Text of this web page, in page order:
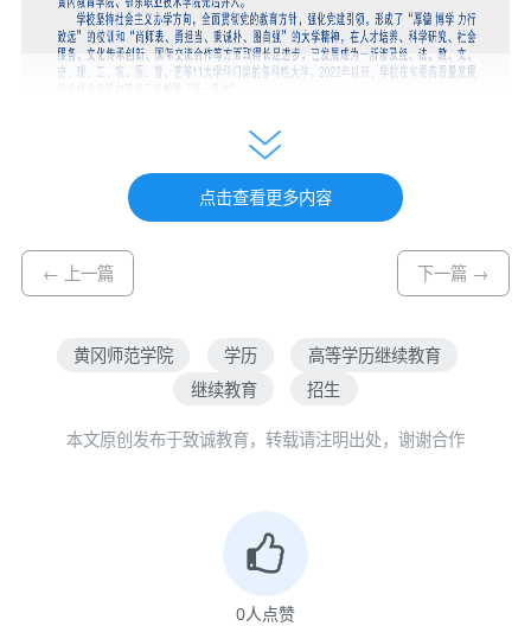
点击查看更多内容
← 上一篇 下一篇 →
黄冈师范学院 学历
高等学历继续教育
继续教育
招生
本文原创发布于致诚教育，转载请注明出处，谢谢合作
0人点赞